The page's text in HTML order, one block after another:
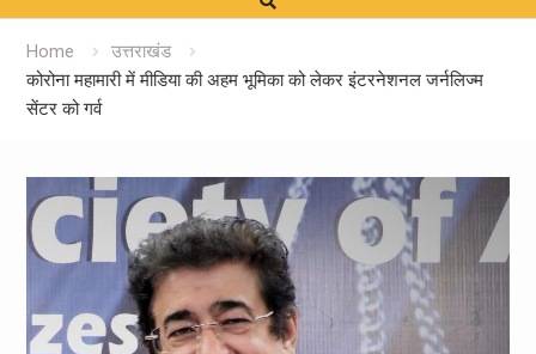
Home
उत्तराखंड
कोरोना महामारी में मीडिया की अहम भूमिका को लेकर इंटरनेशनल जर्नलिज्म
सेंटर को गर्व